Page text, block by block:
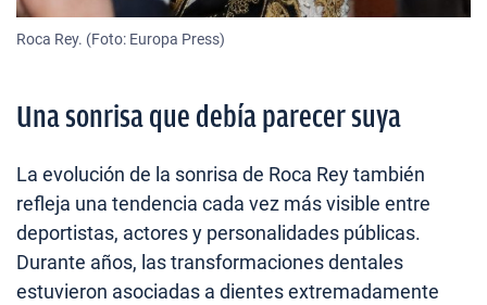
Roca Rey. (Foto: Europa Press)
Una sonrisa que debía parecer suya
La evolución de la sonrisa de Roca Rey también
refleja una tendencia cada vez más visible entre
deportistas, actores y personalidades públicas.
Durante años, las transformaciones dentales
estuvieron asociadas a dientes extremadamente